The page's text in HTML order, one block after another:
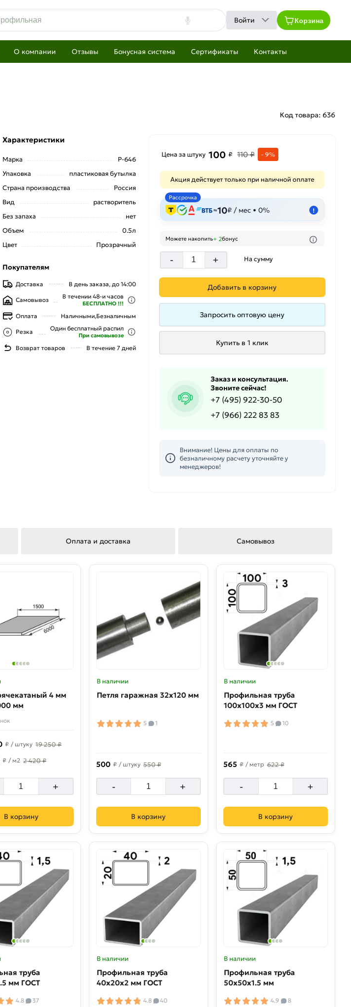
Войти Корзина
О компании Отзывы Бонусная система Сертификаты Контакты
Код товара: 636
Цена за штуку 100 ₽ 110 ₽ - 9%
Акция действует только при наличной оплате
Рассрочка
≈10₽ / мес • 0% !
Можете накопить+ 2бонус
- + На сумму
Добавить в корзину
Запросить оптовую цену
Купить в 1 клик
Заказ и консультация.
Звоните сейчас!
+7 (495) 922-30-50
+7 (966) 222 83 83
Внимание! Цены для оплаты по
безналичному расчету уточняйте у
менеджеров!
Характеристики
Марка
Р-646
Упаковка
пластиковая бутылка
Страна производства
Россия
Вид
растворитель
Без запаха
нет
Объем
0.5л
Цвет
Прозрачный
Покупателям
Доставка В день заказа, до 14:00
Самовывоз В течении 48-и часов
БЕСПЛАТНО !!!
Оплата Наличными,Безналичным
Резка Один бесплатный распил
При самовывозе
Возврат товаров В течение 7 дней
Оплата и доставка Самовывоз
4 мм
мм
₽ / штуку 19 250 ₽
₽ / м2 2 420 ₽
+
В корзину
В наличии
Петля гаражная 32х120 мм
5 1
500 ₽ / штуку 550 ₽
- +
В корзину
В наличии
Профильная труба
100х100х3 мм ГОСТ
5 10
565 ₽ / метр 622 ₽
- +
В корзину
труба
мм ГОСТ
4.8 37
В наличии
Профильная труба
40х20х2 мм ГОСТ
4.8 40
В наличии
Профильная труба
50х50х1.5 мм
4.9 8